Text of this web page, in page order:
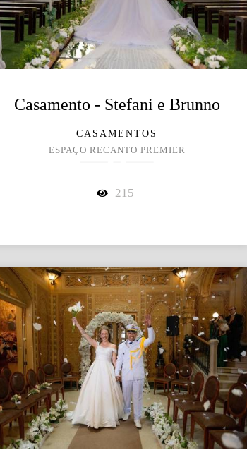
Casamento - Stefani e Brunno
CASAMENTOS
ESPAÇO RECANTO PREMIER
215